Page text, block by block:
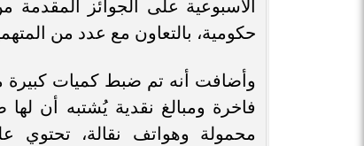
الأسبوعية على الجوائز
حكومية، بالتعاون مع عدد من
وأضافت أنه تم ضبط كميات كبيرة
فاخرة ومبالغ نقدية يُشتبه أن
محمولة وهواتف نقالة، تحتوي